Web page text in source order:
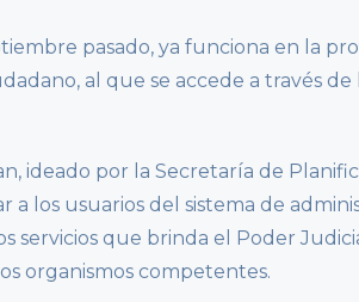
pasado, ya funciona en la
al que se accede a través
ideado por la Secretaría de
a los usuarios del sistema de
servicios que brinda el Poder
organismos competentes.